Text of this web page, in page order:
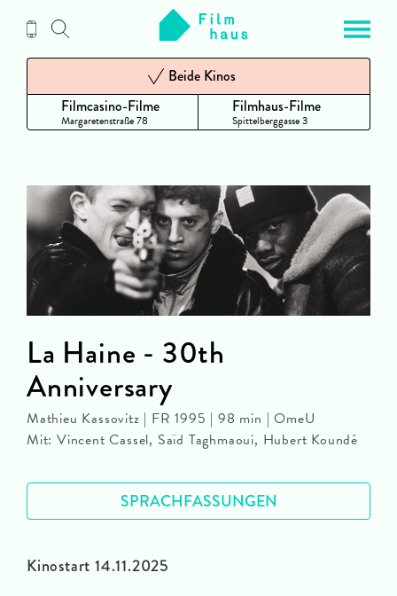
Inhalt
Filmcasino-Filme
Margaretenstraße 78
Beide Kinos
Filmhaus-Filme
Spittelberggasse 3
Kinostart 14.11.2025
La Haine - 30th
Anniversary
Mathieu Kassovitz | FR 1995 | 98 min | OmeU
Mit: Vincent Cassel, Saïd Taghmaoui, Hubert Koundé
SPRACHFASSUNGEN